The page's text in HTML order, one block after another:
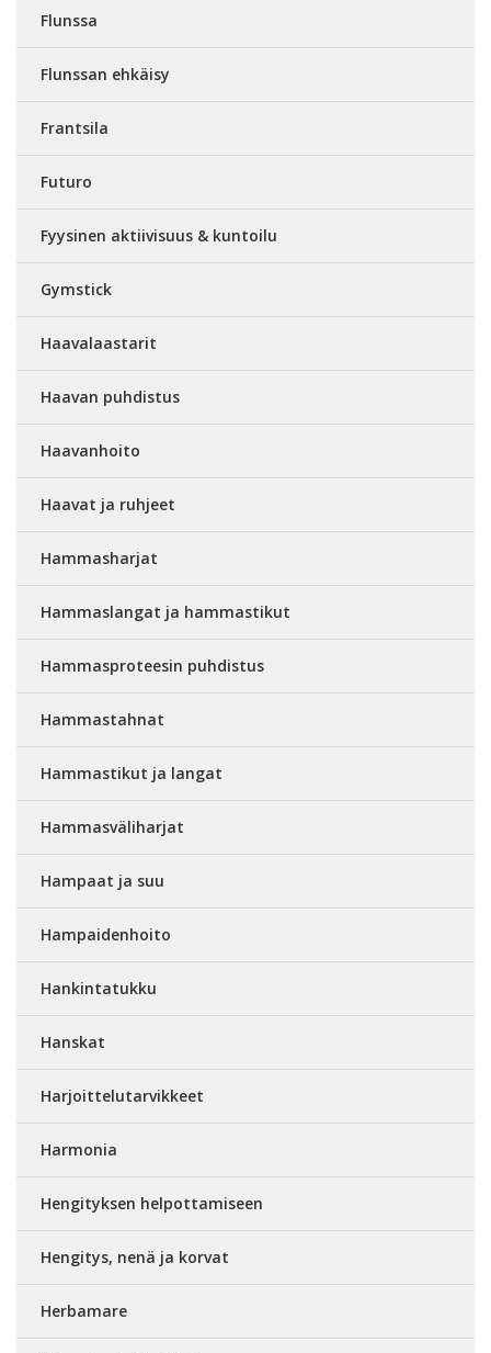
Flunssa
Flunssan ehkäisy
Frantsila
Futuro
Fyysinen aktiivisuus & kuntoilu
Gymstick
Haavalaastarit
Haavan puhdistus
Haavanhoito
Haavat ja ruhjeet
Hammasharjat
Hammaslangat ja hammastikut
Hammasproteesin puhdistus
Hammastahnat
Hammastikut ja langat
Hammasväliharjat
Hampaat ja suu
Hampaidenhoito
Hankintatukku
Hanskat
Harjoittelutarvikkeet
Harmonia
Hengityksen helpottamiseen
Hengitys, nenä ja korvat
Herbamare